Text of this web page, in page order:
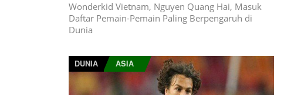
Wonderkid Vietnam, Nguyen Quang Hai, Masuk
Daftar Pemain-Pemain Paling Berpengaruh di
Dunia
DUNIA ASIA